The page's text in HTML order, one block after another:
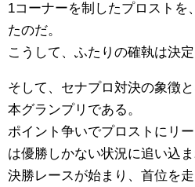
1コーナーを制したプロストを
たのだ。
こうして、ふたりの確執は決定
そして、セナプロ対決の象徴
本グランプリである。
ポイント争いでプロストにリ
は優勝しかない状況に追い込ま
決勝レースが始まり、首位を